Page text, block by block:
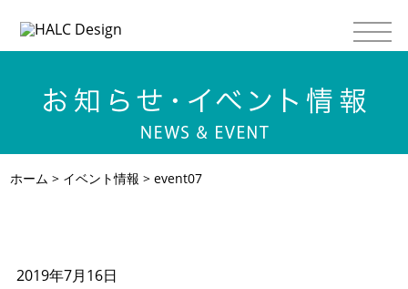
ホーム > イベント情報 > event07
2019年7月16日